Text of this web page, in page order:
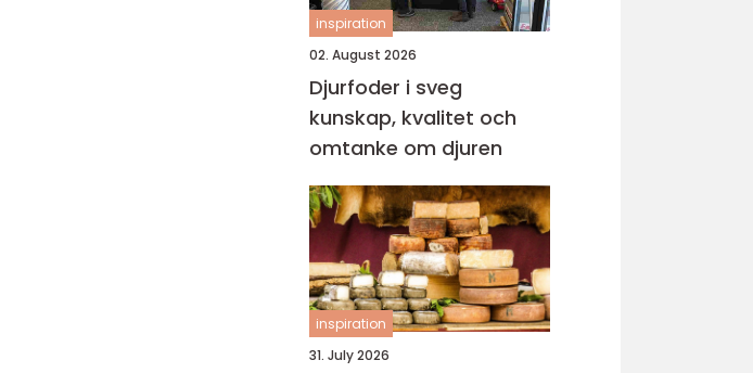
inspiration
02. August 2026
Djurfoder i sveg
kunskap, kvalitet och
omtanke om djuren
inspiration
31. July 2026